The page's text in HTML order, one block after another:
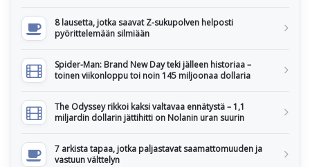
8 lausetta, jotka saavat Z-sukupolven helposti
pyörittelemään silmiään
Spider-Man: Brand New Day teki jälleen historiaa –
toinen viikonloppu toi noin 145 miljoonaa dollaria
The Odyssey rikkoi kaksi valtavaa ennätystä – 1,1
miljardin dollarin jättihitti on Nolanin uran suurin
7 arkista tapaa, jotka paljastavat saamattomuuden ja
vastuun välttelyn